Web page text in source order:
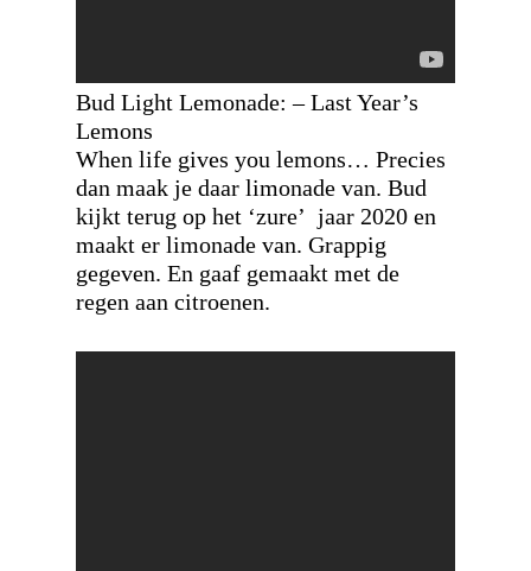
Bud Light Lemonade: – Last Year’s
Lemons
When life gives you lemons… Precies
dan maak je daar limonade van. Bud
kijkt terug op het ‘zure’ jaar 2020 en
maakt er limonade van. Grappig
gegeven. En gaaf gemaakt met de
regen aan citroenen.